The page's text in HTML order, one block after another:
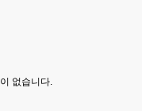
없습니다.